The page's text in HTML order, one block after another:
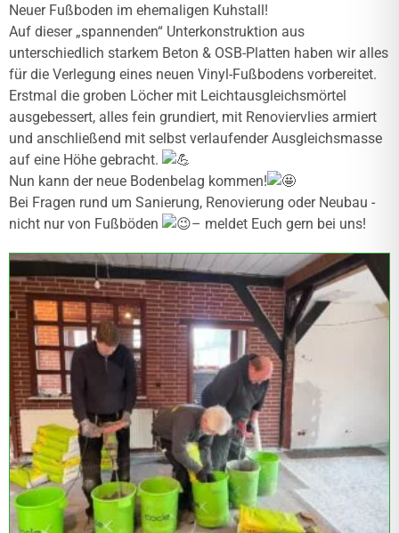
Neuer Fußboden im ehemaligen Kuhstall!
Auf dieser „spannenden“ Unterkonstruktion aus
unterschiedlich starkem Beton & OSB-Platten haben wir alles
für die Verlegung eines neuen Vinyl-Fußbodens vorbereitet.
Erstmal die groben Löcher mit Leichtausgleichsmörtel
ausgebessert, alles fein grundiert, mit Renoviervlies armiert
und anschließend mit selbst verlaufender Ausgleichsmasse
auf eine Höhe gebracht.
Nun kann der neue Bodenbelag kommen!
Bei Fragen rund um Sanierung, Renovierung oder Neubau -
nicht nur von Fußböden
– meldet Euch gern bei uns!